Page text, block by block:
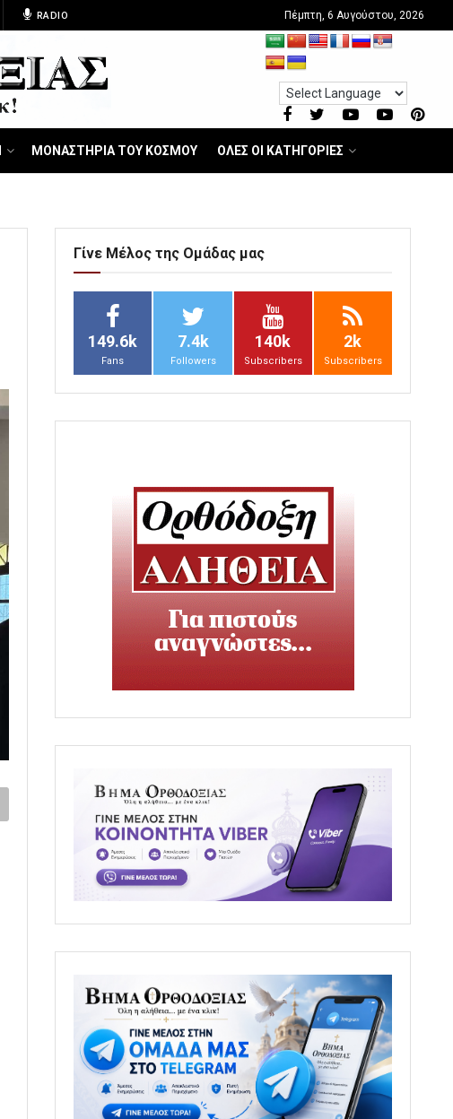
RADIO Πέμπτη, 6 Αυγούστου, 2026
ΜΟΝΑΣΤΗΡΙΑ ΤΟΥ ΚΟΣΜΟΥ ΟΛΕΣ ΟΙ ΚΑΤΗΓΟΡΙΕΣ
Γίνε Μέλος της Ομάδας μας
149.6k
Fans
7.4k
Followers
140k
Subscribers
2k
Subscribers